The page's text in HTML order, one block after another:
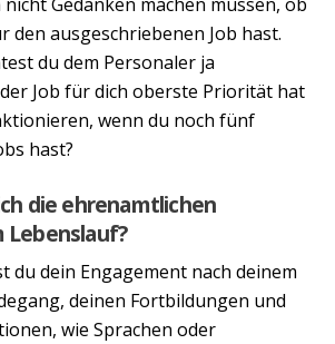
den ausgeschriebenen Job hast.
du dem Personaler ja
Job für dich oberste Priorität hat
wenn du noch fünf
hast?
die ehrenamtlichen
du dein Engagement nach deinem
deinen Fortbildungen und
wie Sprachen oder